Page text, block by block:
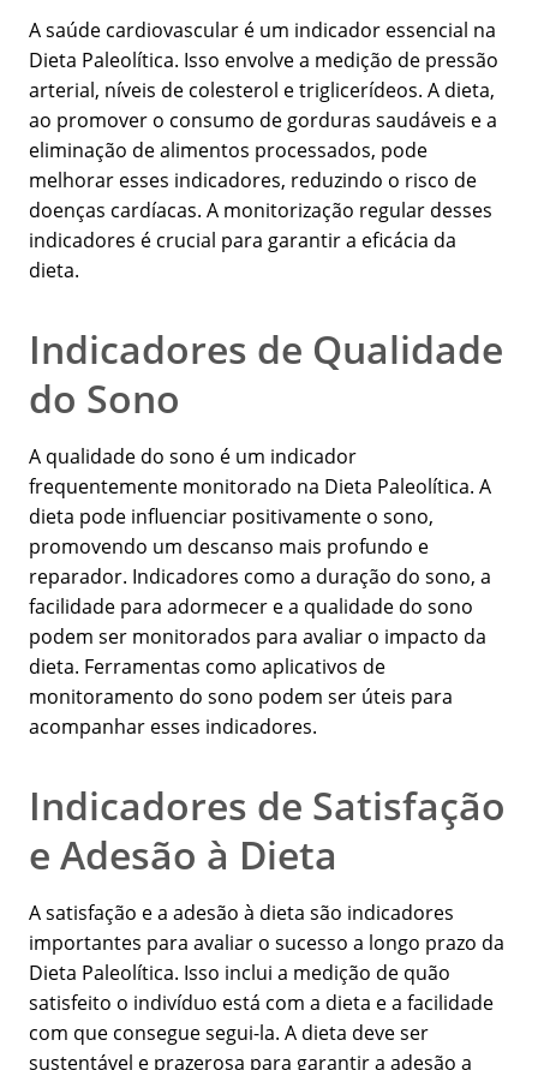
A saúde cardiovascular é um indicador essencial na
Dieta Paleolítica. Isso envolve a medição de pressão
arterial, níveis de colesterol e triglicerídeos. A dieta,
ao promover o consumo de gorduras saudáveis e a
eliminação de alimentos processados, pode
melhorar esses indicadores, reduzindo o risco de
doenças cardíacas. A monitorização regular desses
indicadores é crucial para garantir a eficácia da
dieta.
Indicadores de Qualidade
do Sono
A qualidade do sono é um indicador
frequentemente monitorado na Dieta Paleolítica. A
dieta pode influenciar positivamente o sono,
promovendo um descanso mais profundo e
reparador. Indicadores como a duração do sono, a
facilidade para adormecer e a qualidade do sono
podem ser monitorados para avaliar o impacto da
dieta. Ferramentas como aplicativos de
monitoramento do sono podem ser úteis para
acompanhar esses indicadores.
Indicadores de Satisfação
e Adesão à Dieta
A satisfação e a adesão à dieta são indicadores
importantes para avaliar o sucesso a longo prazo da
Dieta Paleolítica. Isso inclui a medição de quão
satisfeito o indivíduo está com a dieta e a facilidade
com que consegue segui-la. A dieta deve ser
sustentável e prazerosa para garantir a adesão a